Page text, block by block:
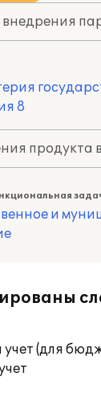
внедрения
8
продукта
и
(для